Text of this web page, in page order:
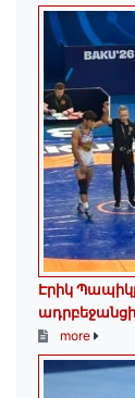
Էրիկ
more